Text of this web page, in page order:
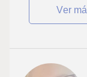
ver